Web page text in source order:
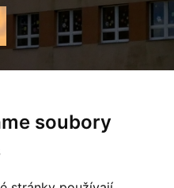
soubory
Loučnou